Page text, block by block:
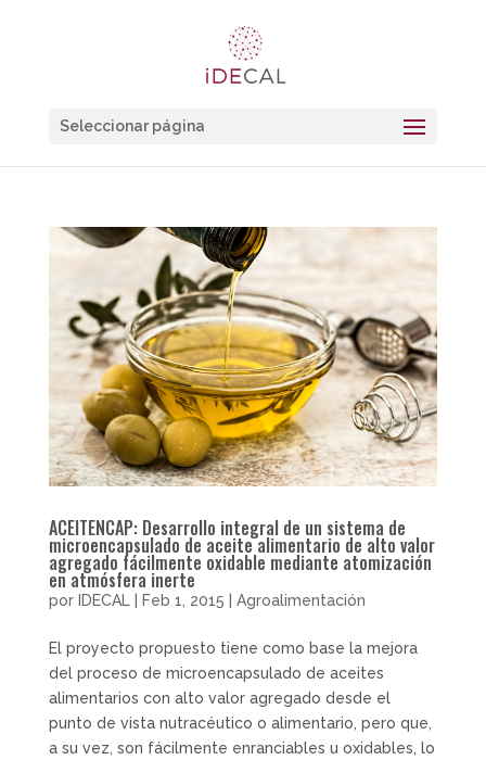
Seleccionar página
ACEITENCAP: Desarrollo integral de un sistema de
microencapsulado de aceite alimentario de alto valor
agregado fácilmente oxidable mediante atomización
en atmósfera inerte
por IDECAL Feb 1, 2015 Agroalimentación
El proyecto propuesto tiene como base la mejora
del proceso de microencapsulado de aceites
alimentarios con alto valor agregado desde el
punto de vista nutracéutico o alimentario, pero que,
a su vez, son fácilmente enranciables u oxidables, lo